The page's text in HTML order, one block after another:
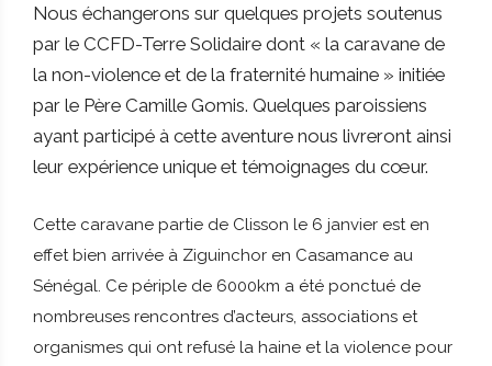
Nous échangerons sur quelques projets soutenus
par le CCFD-Terre Solidaire dont « la caravane de
la non-violence et de la fraternité humaine » initiée
par le Père Camille Gomis. Quelques paroissiens
ayant participé à cette aventure nous livreront ainsi
leur expérience unique et témoignages du cœur.
Cette caravane partie de Clisson le 6 janvier est en
effet bien arrivée à Ziguinchor en Casamance au
Sénégal. Ce périple de 6000km a été ponctué de
nombreuses rencontres d’acteurs, associations et
organismes qui ont refusé la haine et la violence pour